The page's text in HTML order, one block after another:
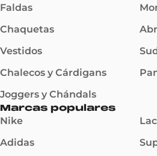
Faldas
Chaquetas
Vestidos
Chalecos y Cárdigans
Joggers y Chándals
Marcas populares
Nike
Adidas